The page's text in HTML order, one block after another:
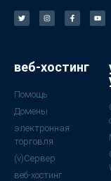
веб-хостинг
Помощь
Домены
электронная
торговля
(v)Сервер
веб-хостинг